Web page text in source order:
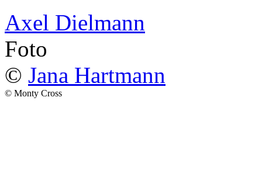
Axel Dielmann
Foto
© Jana Hartmann
© Monty Cross